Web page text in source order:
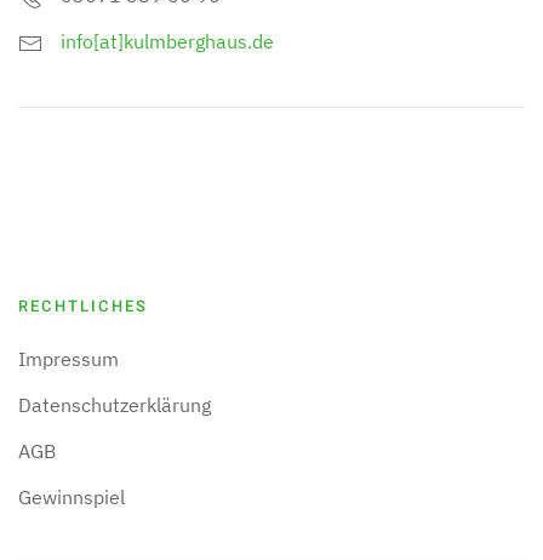
info[at]kulmberghaus.de
RECHTLICHES
Impressum
Datenschutzerklärung
AGB
Gewinnspiel